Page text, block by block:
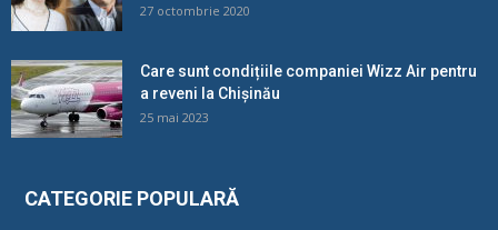
27 octombrie 2020
Care sunt condițiile companiei Wizz Air pentru
a reveni la Chișinău
25 mai 2023
CATEGORIE POPULARĂ